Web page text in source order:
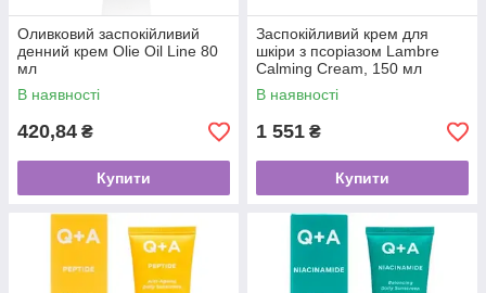
Оливковий заспокійливий
денний крем Olie Oil Line 80
мл
В наявності
420,84 ₴
Купити
Заспокійливий крем для
шкіри з псоріазом Lambre
Calming Cream, 150 мл
В наявності
1 551 ₴
Купити